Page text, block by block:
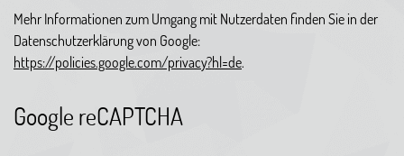
Mehr Informationen zum Umgang mit Nutzerdaten finden Sie in der
Datenschutzerklärung von Google:
https://policies.google.com/privacy?hl=de.
Google reCAPTCHA